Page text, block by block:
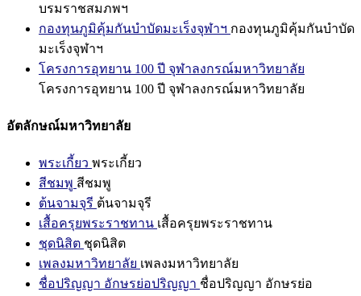
บรมราชสมภพฯ
กองทุนภูมิคุ้มกันบำบัดมะเร็งจุฬาฯ กองทุนภูมิคุ้มกันบำบัด
มะเร็งจุฬาฯ
โครงการอุทยาน 100 ปี จุฬาลงกรณ์มหาวิทยาลัย
โครงการอุทยาน 100 ปี จุฬาลงกรณ์มหาวิทยาลัย
อัตลักษณ์มหาวิทยาลัย
พระเกี้ยว พระเกี้ยว
สีชมพู สีชมพู
ต้นจามจุรี ต้นจามจุรี
เสื้อครุยพระราชทาน เสื้อครุยพระราชทาน
ชุดนิสิต ชุดนิสิต
เพลงมหาวิทยาลัย เพลงมหาวิทยาลัย
ชื่อปริญญา อักษรย่อปริญญา ชื่อปริญญา อักษรย่อ